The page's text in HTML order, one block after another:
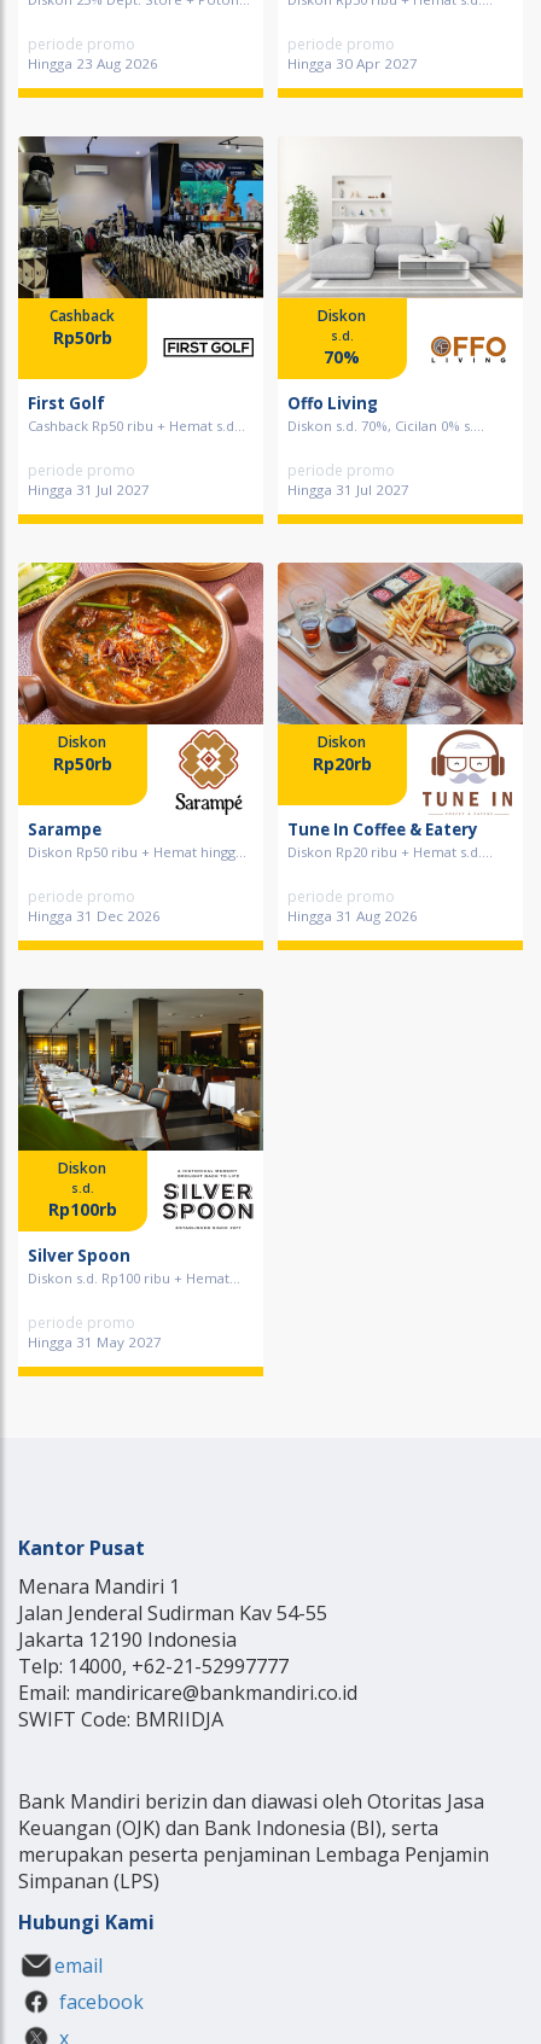
periode promo
Hingga 23 Aug 2026
periode promo
Hingga 30 Apr 2027
Cashback
Rp50rb
First Golf
Cashback Rp50 ribu + Hemat s.d...
periode promo
Hingga 31 Jul 2027
Diskon
s.d.
70%
Offo Living
Diskon s.d. 70%, Cicilan 0% s....
periode promo
Hingga 31 Jul 2027
Diskon
Rp50rb
Sarampe
Diskon Rp50 ribu + Hemat hingg...
periode promo
Hingga 31 Dec 2026
Diskon
Rp20rb
Tune In Coffee & Eatery
Diskon Rp20 ribu + Hemat s.d....
periode promo
Hingga 31 Aug 2026
Diskon
s.d.
Rp100rb
Silver Spoon
Diskon s.d. Rp100 ribu + Hemat...
periode promo
Hingga 31 May 2027
Kantor Pusat
Menara Mandiri 1
Jalan Jenderal Sudirman Kav 54-55
Jakarta 12190 Indonesia
Telp: 14000, +62-21-52997777
Email: mandiricare@bankmandiri.co.id
SWIFT Code: BMRIIDJA
Bank Mandiri berizin dan diawasi oleh Otoritas Jasa
Keuangan (OJK) dan Bank Indonesia (BI), serta
merupakan peserta penjaminan Lembaga Penjamin
Simpanan (LPS)
Hubungi Kami
email
facebook
x